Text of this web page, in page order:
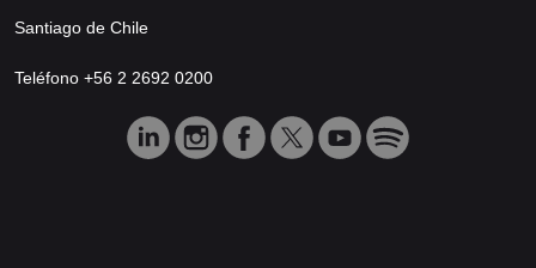
Santiago de Chile
Teléfono +56 2 2692 0200